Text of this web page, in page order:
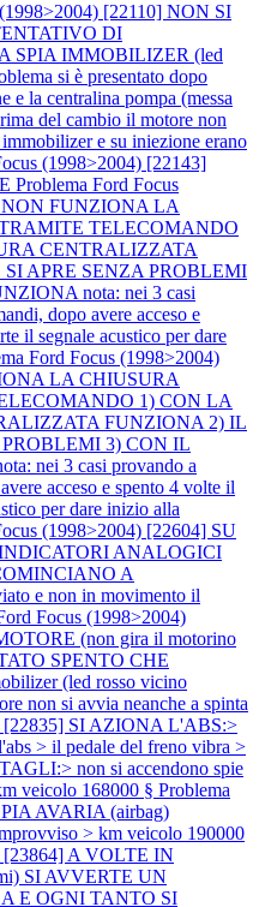
[22110] NON SI
DI
SPIA IMMOBILIZER (led
si è presentato dopo
e la centralina pompa (messa
del cambio il motore non
e su iniezione erano
(1998>2004) [22143]
Problema Ford Focus
NON FUNZIONA LA
TELECOMANDO
CENTRALIZZATA
APRE SENZA PROBLEMI
nota: nei 3 casi
dopo avere acceso e
il segnale acustico per dare
Ford Focus (1998>2004)
LA CHIUSURA
1) CON LA
FUNZIONA 2) IL
3) CON IL
nei 3 casi provando a
acceso e spento 4 volte il
per dare inizio alla
(1998>2004) [22604] SU
ANALOGICI
A
e non in movimento il
Focus (1998>2004)
(non gira il motorino
SPENTO CHE
(led rosso vicino
non si avvia neanche a spinta
[22835] SI AZIONA L'ABS:>
> il pedale del freno vibra >
non si accendono spie
veicolo 168000 § Problema
AVARIA (airbag)
> km veicolo 190000
[23864] A VOLTE IN
SI AVVERTE UN
E OGNI TANTO SI